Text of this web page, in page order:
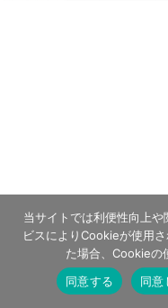
当サイトでは利便性向上
ビスによりCookieが使用
た場合、Cookieの
同意する
同意